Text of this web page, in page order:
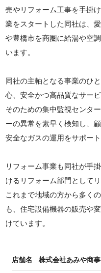
売やリフォーム工事を手掛
業をスタートした同社は、
や豊橋市を商圏に給湯や空
います。
同社の主軸となる事業のひ
心、安全かつ高品質なサー
そのための集中監視センタ
ーの異常を素早く検知し、
安全なガスの運用をサポート
リフォーム事業も同社が手
けるリフォーム部門として
これまで地域の方から多く
も、住宅設備機器の販売や
けています。
店舗名 株式会社あみや商事